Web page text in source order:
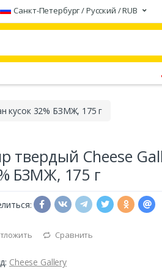
Санкт-Петербург / Русский / RUB
кусок 32% БЗМЖ, 175 г
твердый Cheese
БЗМЖ, 175 г
Сравнить
Cheese Gallery